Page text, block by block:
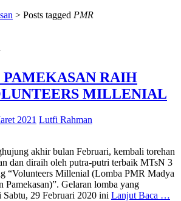
> Posts tagged PMR
PAMEKASAN RAIH
MILLENIAL
2021 Lutfi Rahman
akhir bulan Februari, kembali torehan
dan diraih oleh putra-putri terbaik MTsN 3
“Volunteers Millenial (Lomba PMR Madya
Pamekasan)”. Gelaran lomba yang
Sabtu, 29 Februari 2020 ini Lanjut Baca …